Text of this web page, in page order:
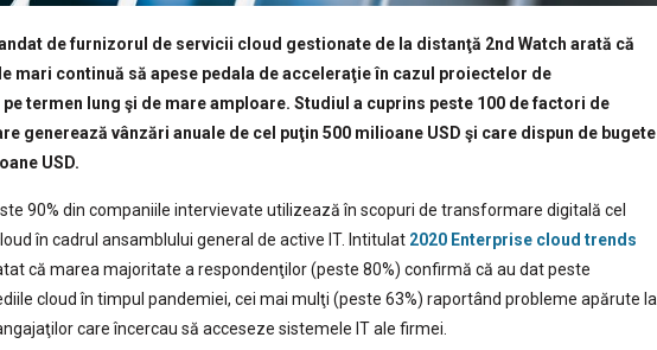
de furnizorul de servicii cloud gestionate de la distanţă 2nd Watch arată că
mari continuă să apese pedala de acceleraţie în cazul proiectelor de
termen lung şi de mare amploare. Studiul a cuprins peste 100 de factori de
generează vânzări anuale de cel puţin 500 milioane USD şi care dispun de bugete
USD.
90% din companiile intervievate utilizează în scopuri de transformare digitală cel
în cadrul ansamblului general de active IT. Intitulat 2020 Enterprise cloud trends
că marea majoritate a respondenţilor (peste 80%) confirmă că au dat peste
cloud în timpul pandemiei, cei mai mulţi (peste 63%) raportând probleme apărute la
care încercau să acceseze sistemele IT ale firmei.